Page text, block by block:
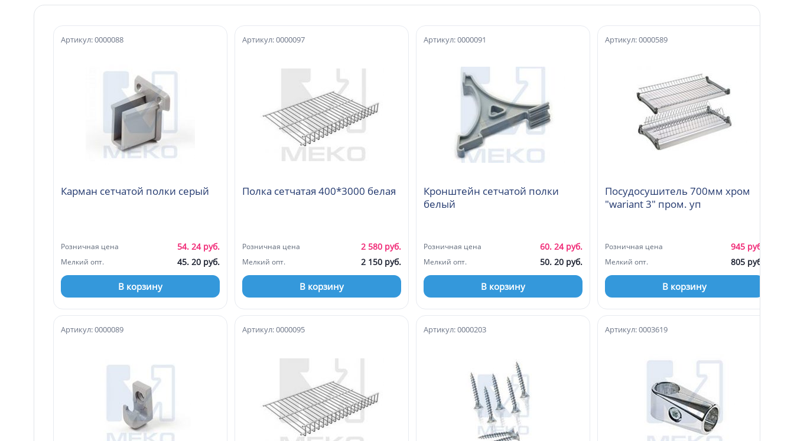
Карман сетчатой полки серый
Артикул: 0000088
Розничная цена 54. 24 руб.
Мелкий опт. 45. 20 руб.
В корзину
Полка сетчатая 400*3000 белая
Артикул: 0000097
Розничная цена 2 580 руб.
Мелкий опт. 2 150 руб.
В корзину
Кронштейн сетчатой полки
белый
Артикул: 0000091
Розничная цена 60. 24 руб.
Мелкий опт. 50. 20 руб.
В корзину
Посудосушитель 700мм хром
"wariant 3" пром. уп
Артикул: 0000589
Розничная цена 945 руб.
Мелкий опт. 805 руб.
В корзину
Артикул: 0000089 Артикул: 0000095 Артикул: 0000203 Артикул: 0003619